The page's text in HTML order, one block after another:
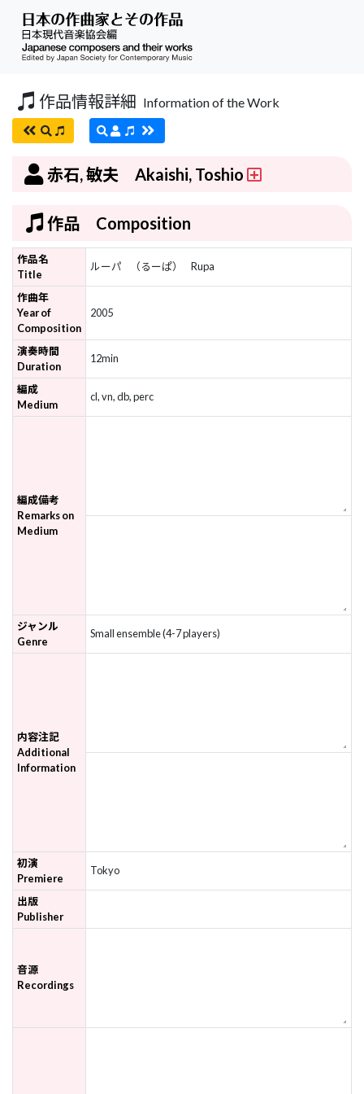
作品情報詳細 Information of the Work
赤石, 敏夫 Akaishi, Toshio
作品 Composition
作品名
Title
ルーパ （るーぱ） Rupa
作曲年
Year of
Composition
2005
演奏時間
Duration
12min
編成
Medium
cl, vn, db, perc
編成備考
Remarks on
Medium
ジャンル
Genre
Small ensemble (4-7 players)
内容注記
Additional
Information
初演
Premiere
Tokyo
出版
Publisher
音源
Recordings